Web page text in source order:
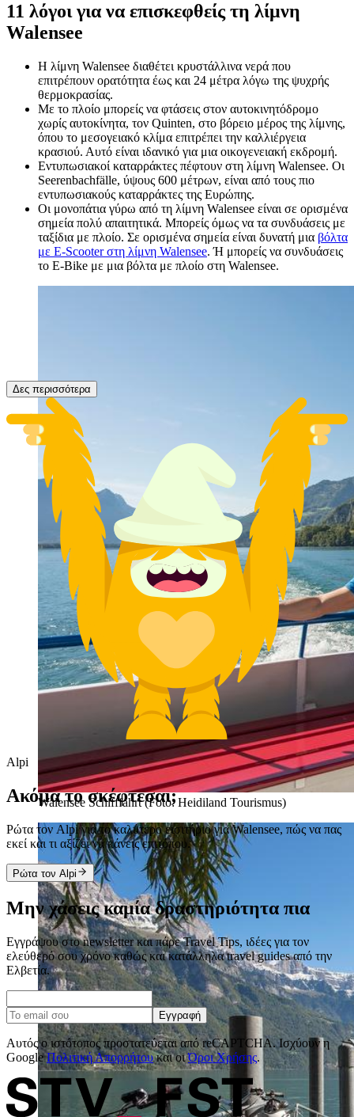
11 λόγοι για να επισκεφθείς τη λίμνη
Walensee
Η λίμνη Walensee διαθέτει κρυστάλλινα νερά που
επιτρέπουν ορατότητα έως και 24 μέτρα λόγω της ψυχρής
θερμοκρασίας.
Με το πλοίο μπορείς να φτάσεις στον αυτοκινητόδρομο
χωρίς αυτοκίνητα, τον Quinten, στο βόρειο μέρος της λίμνης,
όπου το μεσογειακό κλίμα επιτρέπει την καλλιέργεια
κρασιού. Αυτό είναι ιδανικό για μια οικογενειακή εκδρομή.
Εντυπωσιακοί καταρράκτες πέφτουν στη λίμνη Walensee. Οι
Seerenbachfälle, ύψους 600 μέτρων, είναι από τους πιο
εντυπωσιακούς καταρράκτες της Ευρώπης.
Οι μονοπάτια γύρω από τη λίμνη Walensee είναι σε ορισμένα
σημεία πολύ απαιτητικά. Μπορείς όμως να τα συνδυάσεις με
ταξίδια με πλοίο. Σε ορισμένα σημεία είναι δυνατή μια βόλτα
με E-Scooter στη λίμνη Walensee. Ή μπορείς να συνδυάσεις
το E-Bike με μια βόλτα με πλοίο στη Walensee.
Walensee Schifffahrt (Foto: Heidiland Tourismus)
Δες περισσότερα
Alpi
Ακόμα το σκέφτεσαι;
Ρώτα τον Alpi για το καλύτερο εισιτήριο για Walensee, πώς να πας
εκεί και τι αξίζει να κάνεις επιτόπου.
Ρώτα τον Alpi
Μην χάσεις καμία δραστηριότητα πια
Εγγράψου στο newsletter και πάρε Travel Tips, ιδέες για τον
ελεύθερό σου χρόνο καθώς και κατάλληλα travel guides από την
Ελβετία.
Εγγραφή
Αυτός ο ιστότοπος προστατεύεται από reCAPTCHA. Ισχύουν η
GoogleΠολιτική Απορρήτουκαι οιΌροι Χρήσης.